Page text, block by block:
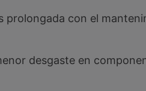
prolongada con el
desgaste en